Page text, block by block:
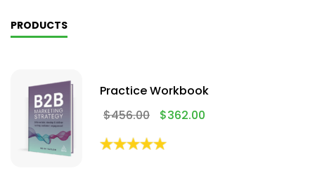
PRODUCTS
Practice Workbook
$456.00 $362.00